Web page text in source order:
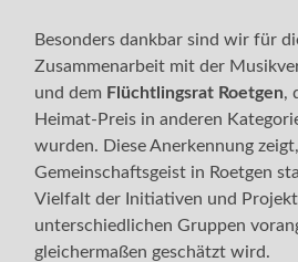
Besonders dankbar sind wir für
Zusammenarbeit mit der
und dem Flüchtlingsrat Roetgen,
Heimat-Preis in anderen
wurden. Diese Anerkennung
Gemeinschaftsgeist in Roetgen
Vielfalt der Initiativen und
unterschiedlichen Gruppen
gleichermaßen geschätzt wird.